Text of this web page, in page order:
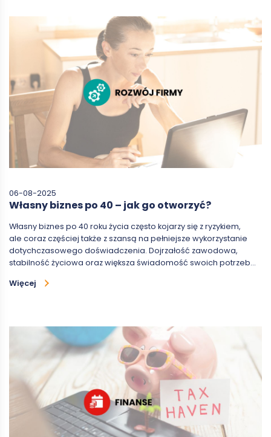
06-08-2025
Własny biznes po 40 – jak go otworzyć?
Własny biznes po 40 roku życia często kojarzy się z ryzykiem,
ale coraz częściej także z szansą na pełniejsze wykorzystanie
dotychczasowego doświadczenia. Dojrzałość zawodowa,
stabilność życiowa oraz większa świadomość swoich potrzeb…
Więcej